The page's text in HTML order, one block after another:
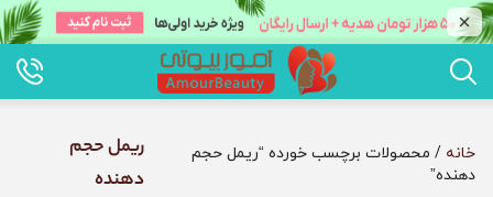
خانه / محصولات برچسب خورده “ریمل حجم
دهنده”
ریمل حجم
دهنده